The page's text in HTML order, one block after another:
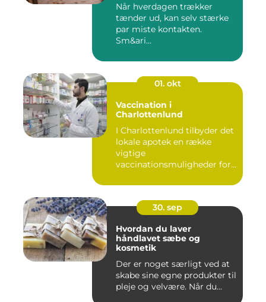
Når hverdagen trækker
tænder ud, kan selv stærke
par miste kontakten.
Sm&ari...
01. okt
Vaccination i
Charlottenlund
I Charlottenlund tilbyder det
lokale apotek en række
vigtige
vaccinationsmuligheder for
30. sep
Hvordan du laver
håndlavet sæbe og
kosmetik
Der er noget særligt ved at
skabe sine egne produkter til
pleje og velvære. Når du...